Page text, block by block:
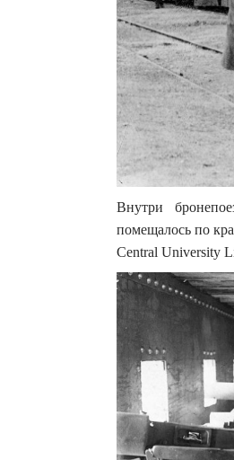
Внутри
помещалось по
Central University